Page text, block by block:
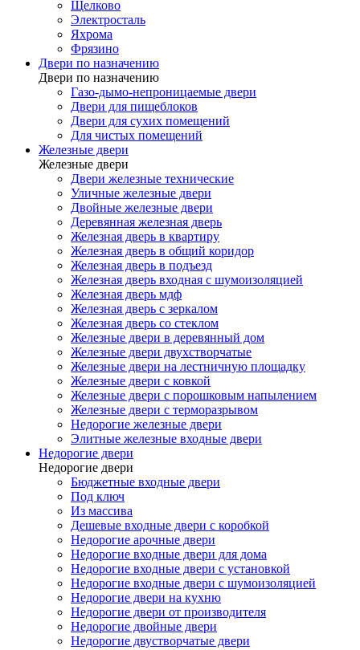
Щелково
Электросталь
Яхрома
Фрязино
Двери по назначению
Двери по назначению
Газо-дымо-непроницаемые двери
Двери для пищеблоков
Двери для сухих помещений
Для чистых помещений
Железные двери
Железные двери
Двери железные технические
Уличные железные двери
Двойные железные двери
Деревянная железная дверь
Железная дверь в квартиру
Железная дверь в общий коридор
Железная дверь в подъезд
Железная дверь входная с шумоизоляцией
Железная дверь мдф
Железная дверь с зеркалом
Железная дверь со стеклом
Железные двери в деревянный дом
Железные двери двухстворчатые
Железные двери на лестничную площадку
Железные двери с ковкой
Железные двери с порошковым напылением
Железные двери с терморазрывом
Недорогие железные двери
Элитные железные входные двери
Недорогие двери
Недорогие двери
Бюджетные входные двери
Под ключ
Из массива
Дешевые входные двери с коробкой
Недорогие арочные двери
Недорогие входные двери для дома
Недорогие входные двери с установкой
Недорогие входные двери с шумоизоляцией
Недорогие двери на кухню
Недорогие двери от производителя
Недорогие двойные двери
Недорогие двустворчатые двери